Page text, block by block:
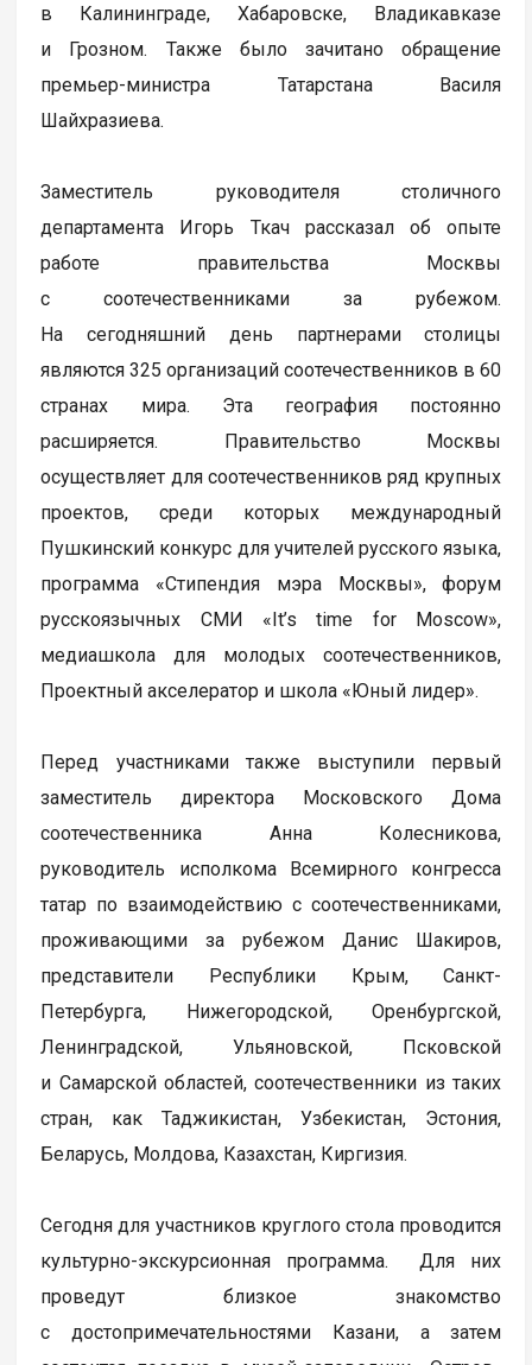
в Калининграде, Хабаровске, Владикавказе
и Грозном. Также было зачитано обращение
премьер-министра Татарстана Василя
Шайхразиева.
Заместитель руководителя столичного
департамента Игорь Ткач рассказал об опыте
работе правительства Москвы
с соотечественниками за рубежом.
На сегодняшний день партнерами столицы
являются 325 организаций соотечественников в 60
странах мира. Эта география постоянно
расширяется. Правительство Москвы
осуществляет для соотечественников ряд крупных
проектов, среди которых международный
Пушкинский конкурс для учителей русского языка,
программа «Стипендия мэра Москвы», форум
русскоязычных СМИ «It’s time for Moscow»,
медиашкола для молодых соотечественников,
Проектный акселератор и школа «Юный лидер».
Перед участниками также выступили первый
заместитель директора Московского Дома
соотечественника Анна Колесникова,
руководитель исполкома Всемирного конгресса
татар по взаимодействию с соотечественниками,
проживающими за рубежом Данис Шакиров,
представители Республики Крым, Санкт-
Петербурга, Нижегородской, Оренбургской,
Ленинградской, Ульяновской, Псковской
и Самарской областей, соотечественники из таких
стран, как Таджикистан, Узбекистан, Эстония,
Беларусь, Молдова, Казахстан, Киргизия.
Сегодня для участников круглого стола проводится
культурно-экскурсионная программа. Для них
проведут близкое знакомство
с достопримечательностями Казани, а затем